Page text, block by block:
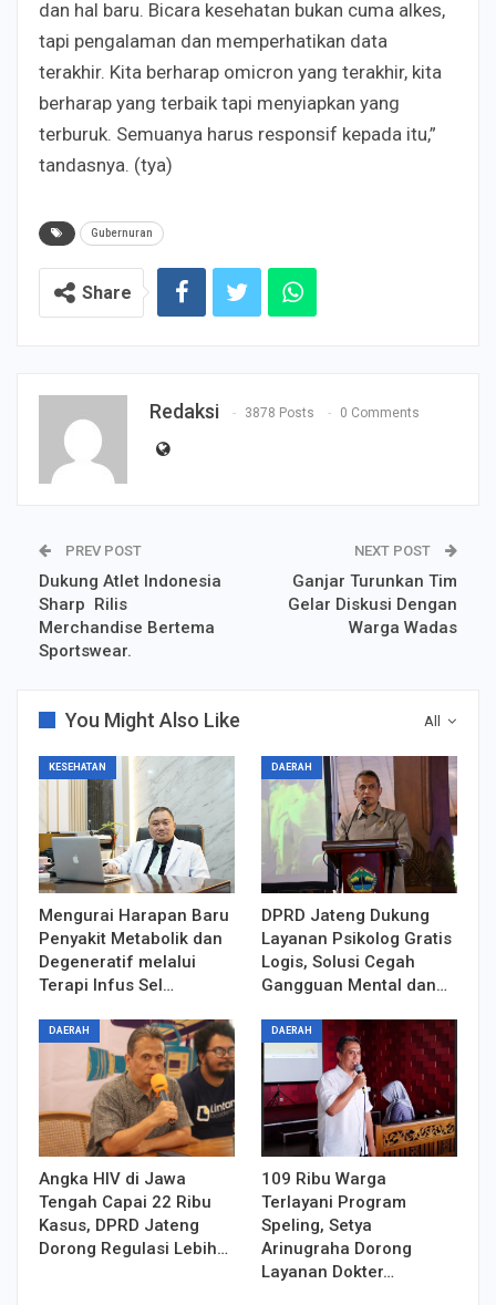
dan hal baru. Bicara kesehatan bukan cuma alkes,
tapi pengalaman dan memperhatikan data
terakhir. Kita berharap omicron yang terakhir, kita
berharap yang terbaik tapi menyiapkan yang
terburuk. Semuanya harus responsif kepada itu,”
tandasnya. (tya)
Gubernuran
Share
Redaksi 3878 Posts 0 Comments
PREV POST
Dukung Atlet Indonesia
Sharp Rilis
Merchandise Bertema
Sportswear.
NEXT POST
Ganjar Turunkan Tim
Gelar Diskusi Dengan
Warga Wadas
All
You Might Also Like
KESEHATAN
Mengurai Harapan Baru
Penyakit Metabolik dan
Degeneratif melalui
Terapi Infus Sel…
DAERAH
DPRD Jateng Dukung
Layanan Psikolog Gratis
Logis, Solusi Cegah
Gangguan Mental dan…
DAERAH
Angka HIV di Jawa
Tengah Capai 22 Ribu
Kasus, DPRD Jateng
Dorong Regulasi Lebih…
DAERAH
109 Ribu Warga
Terlayani Program
Speling, Setya
Arinugraha Dorong
Layanan Dokter…